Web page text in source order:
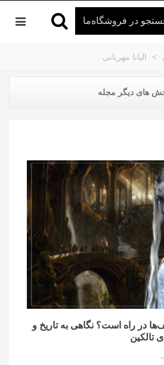
> الیانا مهربانی
های دیگر مجله
در راه است؟ نگاهی به تاریخ و
تالکین